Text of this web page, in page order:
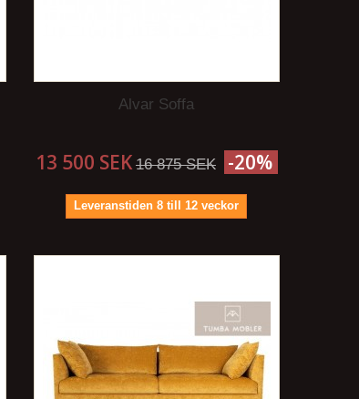
Alvar Soffa
13 500 SEK 16 875 SEK -20%
Leveranstiden 8 till 12 veckor